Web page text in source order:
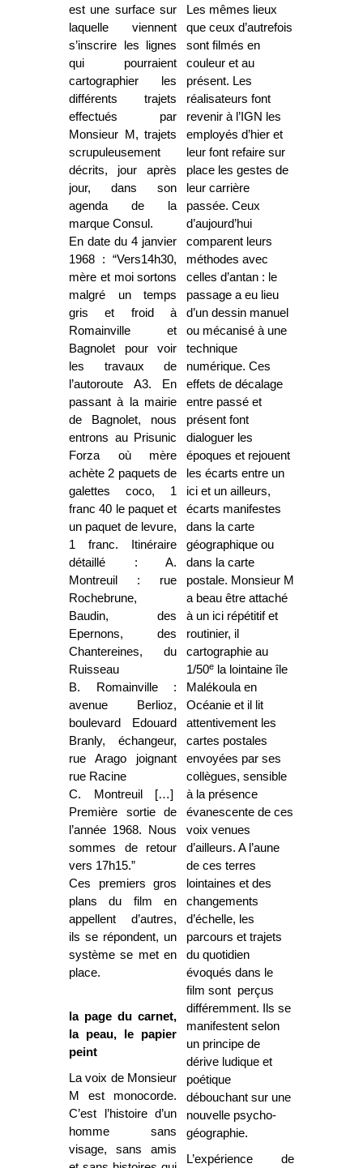
est une surface sur
laquelle viennent
s’inscrire les lignes
qui pourraient
cartographier les
différents trajets
effectués par
Monsieur M, trajets
scrupuleusement
décrits, jour après
jour, dans son
agenda de la
marque Consul.
En date du 4 janvier
1968 : “Vers14h30,
mère et moi sortons
malgré un temps
gris et froid à
Romainville et
Bagnolet pour voir
les travaux de
l’autoroute A3. En
passant à la mairie
de Bagnolet, nous
entrons au Prisunic
Forza où mère
achète 2 paquets de
galettes coco, 1
franc 40 le paquet et
un paquet de levure,
1 franc. Itinéraire
détaillé : A.
Montreuil : rue
Rochebrune,
Baudin, des
Epernons, des
Chantereines, du
Ruisseau
B. Romainville :
avenue Berlioz,
boulevard Edouard
Branly, échangeur,
rue Arago joignant
rue Racine
C. Montreuil […]
Première sortie de
l’année 1968. Nous
sommes de retour
vers 17h15.”
Ces premiers gros
plans du film en
appellent d’autres,
ils se répondent, un
système se met en
place.
la page du carnet,
la peau, le papier
peint
La voix de Monsieur
M est monocorde.
C’est l’histoire d’un
homme sans
visage, sans amis
Les mêmes lieux
que ceux d’autrefois
sont filmés en
couleur et au
présent. Les
réalisateurs font
revenir à l’IGN les
employés d’hier et
leur font refaire sur
place les gestes de
leur carrière
passée. Ceux
d’aujourd’hui
comparent leurs
méthodes avec
celles d’antan : le
passage a eu lieu
d’un dessin manuel
ou mécanisé à une
technique
numérique. Ces
effets de décalage
entre passé et
présent font
dialoguer les
époques et rejouent
les écarts entre un
ici et un ailleurs,
écarts manifestes
dans la carte
géographique ou
dans la carte
postale. Monsieur M
a beau être attaché
à un ici répétitif et
routinier, il
cartographie au
1/50ela lointaine île
Malékoula en
Océanie et il lit
attentivement les
cartes postales
envoyées par ses
collègues, sensible
à la présence
évanescente de ces
voix venues
d’ailleurs. A l’aune
de ces terres
lointaines et des
changements
d’échelle, les
parcours et trajets
du quotidien
évoqués dans le
film sont perçus
différemment. Ils se
manifestent selon
un principe de
dérive ludique et
poétique
débouchant sur une
nouvelle psycho-
géographie.
L’expérience de